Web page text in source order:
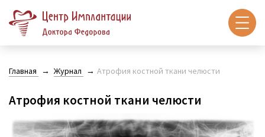
Главная Журнал Атрофия костной ткани челюсти
Атрофия костной ткани челюсти